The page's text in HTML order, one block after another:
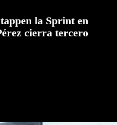
la Sprint en
cierra tercero